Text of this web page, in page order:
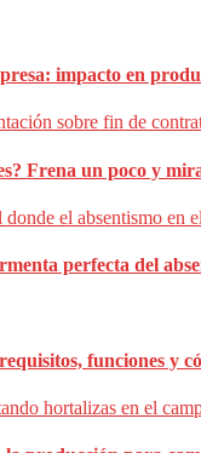
impacto en
Frena un poco y
perfecta del
funciones y